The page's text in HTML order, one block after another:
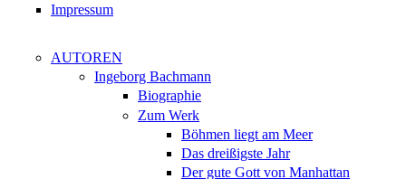
Impressum
AUTOREN
Ingeborg Bachmann
Biographie
Zum Werk
Böhmen liegt am Meer
Das dreißigste Jahr
Der gute Gott von Manhattan